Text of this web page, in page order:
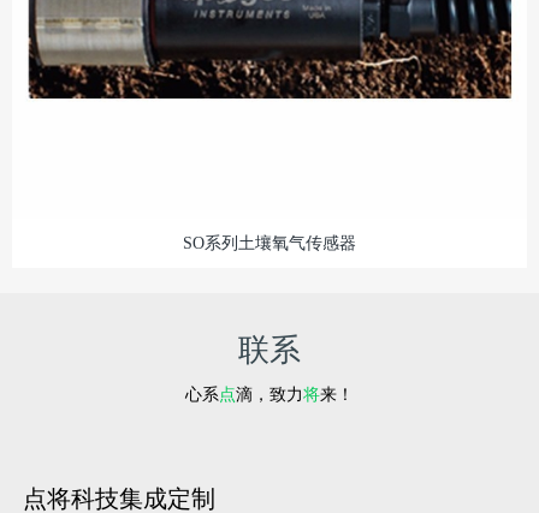
SO系列土壤氧气传感器
联系
心系点滴，致力将来！
点将科技集成定制